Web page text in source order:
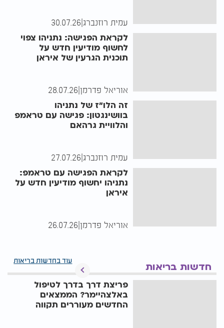
עמית רוזנברג 30.07.26
לקראת הפגישה: נתניהו צפוי
לחשוף מודיעין חדש על
תוכנית הגרעין של איראן
אוריאל פדרמן 28.07.26
זה הלו"ז של נתניהו
בוושינגטון: פגישה עם טראמפ
והלוויית גרהאם
עמית רוזנברג 27.07.26
לקראת הפגישה עם טראמפ:
נתניהו יחשוף מודיעין חדש על
איראן
אוריאל פדרמן 26.07.26
חדשות בריאות
עוד בחדשות בריאות
פריצת דרך בדרך לטיפול
באלצהיימר? הממצאים
החדשים מעוררים תקווה